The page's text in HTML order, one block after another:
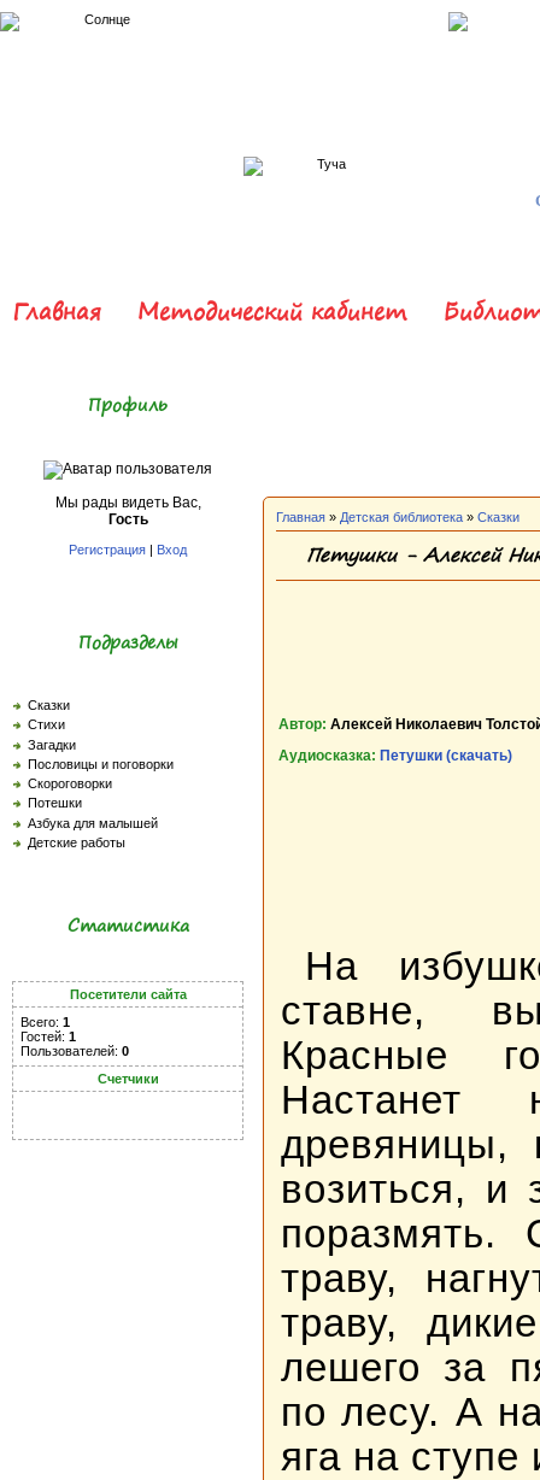
Главная Методический кабинет
Профиль
Мы рады видеть Вас,
Гость
Регистрация | Вход
Подразделы
Сказки
Стихи
Загадки
Пословицы и поговорки
Скороговорки
Потешки
Азбука для малышей
Детские работы
Статистика
Посетители сайта
Всего: 1
Гостей: 1
Пользователей: 0
Счетчики
Главная » Детская библиотека » Сказки
Петушки - Алексей
Автор: Алексей Николаевич
Аудиосказка: Петушки (скачать)
На
ставне,
Красные
Настанет
древяницы,
возиться, и
поразмять.
траву,
траву,
лешего за
по лесу. А
яга на ступе